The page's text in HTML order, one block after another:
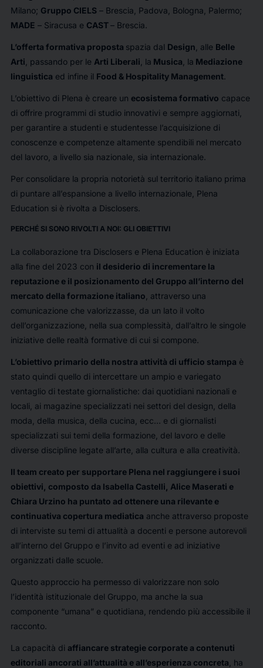
Milano; Gruppo CIELS– Brescia, Padova, Bologna, Palermo;
MADE – Siracusa e CAST– Brescia.
L’offerta formativa proposta spazia dal Design , alle Belle
Arti , passando per le Arti Liberali , la Musica , la Mediazione
linguistica ed infine il Food & Hospitality Management.
L’obiettivo di Plena è creare un ecosistema formativo capace
di offrire programmi di studio innovativi e sempre aggiornati,
per garantire a studenti e studentesse l’acquisizione di
conoscenze e competenze altamente spendibili nel mercato
del lavoro, a livello sia nazionale, sia internazionale.
Per consolidare la propria notorietà sul territorio italiano prima
di puntare all’espansione a livello internazionale, Plena
Education si è rivolta a Disclosers.
PERCHÉ SI SONO RIVOLTI A NOI: GLI OBIETTIVI
La collaborazione tra Disclosers e Plena Education è iniziata
alla fine del 2023 con il desiderio di incrementare la
reputazione e il posizionamento del Gruppo all’interno del
mercato della formazione italiano , attraverso una
comunicazione che valorizzasse, da un lato il volto
dell’organizzazione, nella sua complessità, dall’altro le singole
iniziative delle realtà formative di cui si compone.
L’obiettivo primario della nostra attività di ufficio stampa è
stato quindi quello di intercettare un ampio e variegato
ventaglio di testate giornalistiche: dai quotidiani nazionali e
locali, ai magazine specializzati nei settori del design, della
moda, della musica, della cucina, ecc… e di giornalisti
specializzati sui temi della formazione, del lavoro e delle
diverse discipline legate all’arte, alla cultura e alla creatività.
Il team creato per supportare Plena nel raggiungere i suoi
obiettivi, composto da Isabella Castelli, Alice Maserati e
Chiara Urzino ha puntato ad ottenere una rilevante e
continuativa copertura mediatica anche attraverso proposte
di interviste su temi di attualità a docenti e persone autorevoli
all’interno del Gruppo e l’invito ad eventi e ad iniziative
organizzati dalle scuole.
Questo approccio ha permesso di valorizzare non solo
l’identità istituzionale del Gruppo, ma anche la sua
componente “umana” e quotidiana, rendendo più accessibile il
racconto.
La capacità di affiancare strategie corporate a contenuti
editoriali ancorati all’attualità e all’esperienza concreta , ha